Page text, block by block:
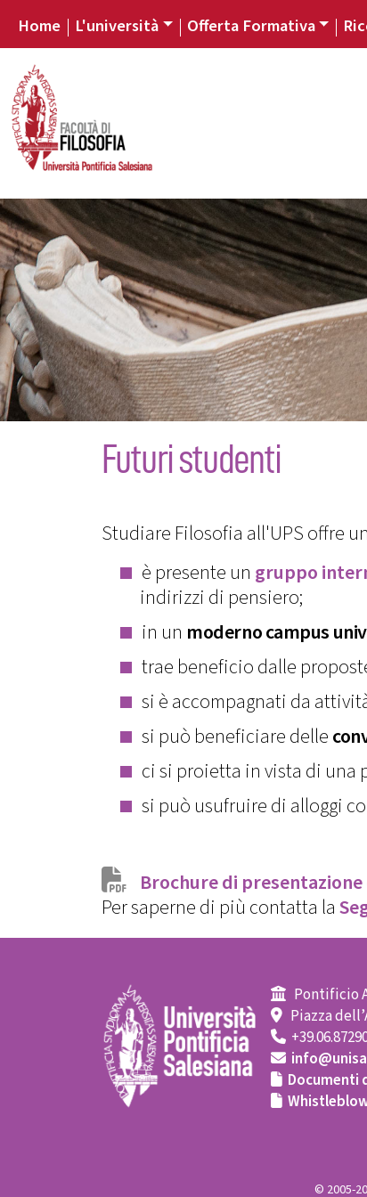
Home L'università Offerta Formativa
Futuri studenti
Studiare Filosofia all'UPS offre
è presente un gruppo
indirizzi di pensiero;
in un moderno campus
trae beneficio dalle
si è accompagnati da
si può beneficiare delle
ci si proietta in vista di una
si può usufruire di alloggi
Brochure di
Per saperne di più contatta la
Pontificio
Piazza
Documenti
© 2005-